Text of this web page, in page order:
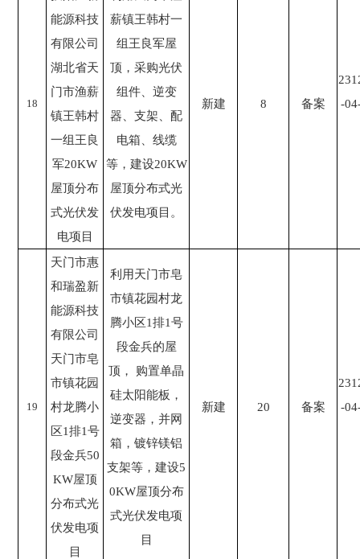
18
能源科技
有限公司
湖北省天
门市渔薪
镇王韩村
一组王良
军20KW
屋顶分布
式光伏发
电项目
薪镇王韩村一
组王良军屋
顶，采购光伏
组件、逆变
器、支架、配
电箱、线缆
等，建设20KW
屋顶分布式光
伏发电项目。
新建 8 备案
-
19
天门市惠
和瑞盈新
能源科技
有限公司
天门市皂
市镇花园
村龙腾小
区1排1号
段金兵50
KW屋顶
分布式光
伏发电项
目
利用天门市皂
市镇花园村龙
腾小区1排1号
段金兵的屋
顶， 购置单晶
硅太阳能板，
逆变器，并网
箱，镀锌镁铝
支架等，建设5
0KW屋顶分布
式光伏发电项
目
新建 20 备案
-